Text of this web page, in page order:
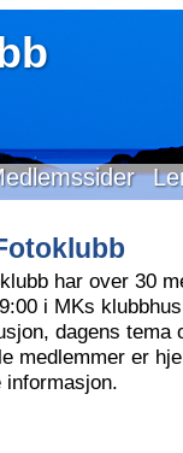
har over 30
i MKs
dagens
medlemmer er